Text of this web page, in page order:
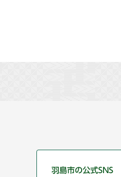
羽島市の公式SNS